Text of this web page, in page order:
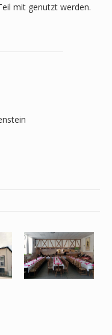
mit genutzt werden.